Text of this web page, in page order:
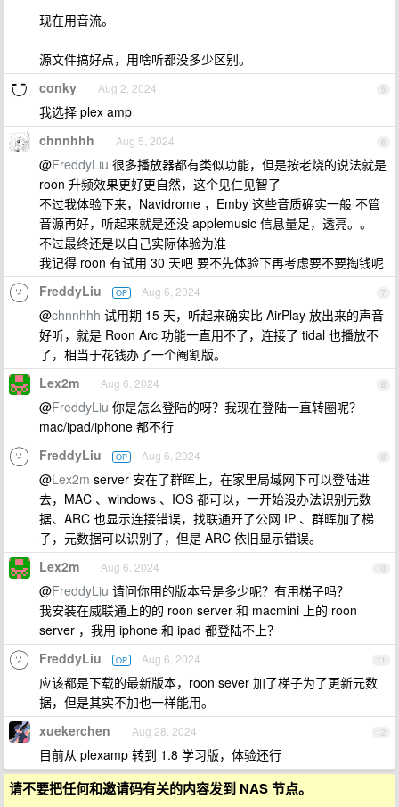
现在用音流。
源文件搞好点，用啥听都没多少区别。
5
conky Aug 2, 2024
我选择 plex amp
6
chnnhhh Aug 5, 2024
@FreddyLiu 很多播放器都有类似功能，但是按老烧的说法就是
roon 升频效果更好更自然，这个见仁见智了
不过我体验下来，Navidrome ，Emby 这些音质确实一般 不管
音源再好，听起来就是还没 applemusic 信息量足，透亮。。
不过最终还是以自己实际体验为准
我记得 roon 有试用 30 天吧 要不先体验下再考虑要不要掏钱呢
7
FreddyLiu OP Aug 6, 2024
@chnnhhh 试用期 15 天，听起来确实比 AirPlay 放出来的声音
好听，就是 Roon Arc 功能一直用不了，连接了 tidal 也播放不
了，相当于花钱办了一个阉割版。
8
Lex2m Aug 6, 2024
@FreddyLiu 你是怎么登陆的呀？我现在登陆一直转圈呢？
mac/ipad/iphone 都不行
9
FreddyLiu OP Aug 6, 2024
@Lex2m server 安在了群晖上，在家里局域网下可以登陆进
去，MAC 、windows 、IOS 都可以，一开始没办法识别元数
据、ARC 也显示连接错误，找联通开了公网 IP 、群晖加了梯
子，元数据可以识别了，但是 ARC 依旧显示错误。
10
Lex2m Aug 6, 2024
@FreddyLiu 请问你用的版本号是多少呢？有用梯子吗？
我安装在威联通上的的 roon server 和 macmini 上的 roon
server ，我用 iphone 和 ipad 都登陆不上？
11
FreddyLiu OP Aug 6, 2024
应该都是下载的最新版本，roon sever 加了梯子为了更新元数
据，但是其实不加也一样能用。
12
xuekerchen Aug 28, 2024
目前从 plexamp 转到 1.8 学习版，体验还行
请不要把任何和邀请码有关的内容发到 NAS 节点。